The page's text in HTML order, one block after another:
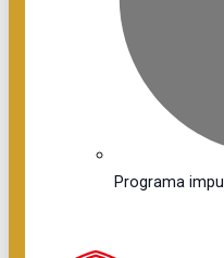
Programa